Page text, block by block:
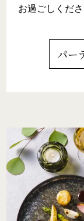
お過ごしくださ
パー